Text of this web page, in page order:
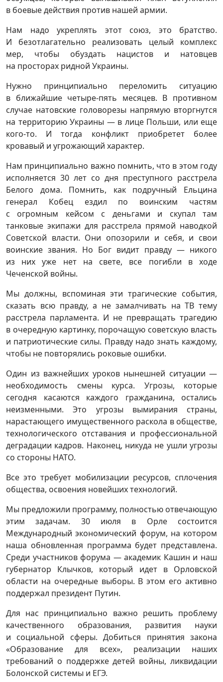
в боевые действия против нашей армии.
Нам надо укреплять этот союз, это братство.
И безотлагательно реализовать целый комплекс
мер, чтобы обуздать нацистов и натовцев
на просторах ридной Украины.
Нужно принципиально переломить ситуацию
в ближайшие четыре-пять месяцев. В противном
случае натовские головорезы напрямую вторгнутся
на территорию Украины — в лице Польши, или еще
кого-то. И тогда конфликт приобретет более
кровавый и угрожающий характер.
Нам принципиально важно помнить, что в этом году
исполняется 30 лет со дня преступного расстрела
Белого дома. Помнить, как подручный Ельцина
генерал Кобец ездил по воинским частям
с огромным кейсом с деньгами и скупал там
танковые экипажи для расстрела прямой наводкой
Советской власти. Они опозорили и себя, и свои
воинские звания. Но Бог видит правду — никого
из них уже нет на свете, все погибли в ходе
Чеченской войны.
Мы должны, вспоминая эти трагические события,
сказать всю правду, а не замалчивать на ТВ тему
расстрела парламента. И не превращать трагедию
в очередную картинку, порочащую советскую власть
и патриотические силы. Правду надо знать каждому,
чтобы не повторялись роковые ошибки.
Один из важнейших уроков нынешней ситуации —
необходимость смены курса. Угрозы, которые
сегодня касаются каждого гражданина, остались
неизменными. Это угрозы вымирания страны,
нарастающего имущественного раскола в обществе,
технологического отставания и профессиональной
деградации кадров. Наконец, никуда не ушли угрозы
со стороны НАТО.
Все это требует мобилизации ресурсов, сплочения
общества, освоения новейших технологий.
Мы предложили программу, полностью отвечающую
этим задачам. 30 июля в Орле состоится
Международный экономический форум, на котором
наша обновленная программа будет представлена.
Среди участников форума — академик Кашин и наш
губернатор Клычков, который идет в Орловской
области на очередные выборы. В этом его активно
поддержал президент Путин.
Для нас принципиально важно решить проблему
качественного образования, развития науки
и социальной сферы. Добиться принятия закона
«Образование для всех», реализации наших
требований о поддержке детей войны, ликвидации
Болонской системы и ЕГЭ.